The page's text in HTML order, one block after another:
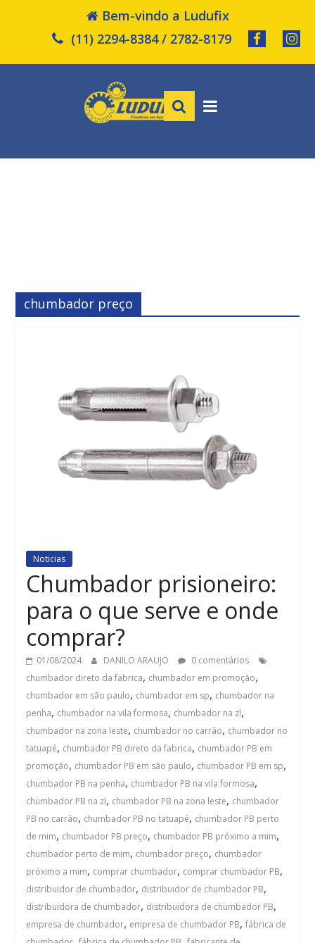
Bem-vindo a Ludufix
(11) 2294-8384 / 2782-8179
chumbador preço
Noticias
Chumbador prisioneiro:
para o que serve e onde
comprar?
01/08/2024 DANILO ARAUJO
0 comentários
chumbador direto da fabrica, chumbador em promoção,
chumbador em são paulo, chumbador em sp, chumbador na
penha, chumbador na vila formosa, chumbador na zl,
chumbador na zona leste, chumbador no carrão, chumbador no
tatuapé, chumbador PB direto da fabrica, chumbador PB em
promoção, chumbador PB em são paulo, chumbador PB em sp,
chumbador PB na penha, chumbador PB na vila formosa,
chumbador PB na zl, chumbador PB na zona leste, chumbador
PB no carrão, chumbador PB no tatuapé, chumbador PB perto
de mim, chumbador PB preço, chumbador PB próximo a mim,
chumbador perto de mim, chumbador preço, chumbador
próximo a mim, comprar chumbador, comprar chumbador PB,
distribuidor de chumbador, distribuidor de chumbador PB,
distribuidora de chumbador, distribuidora de chumbador PB,
empresa de chumbador, empresa de chumbador PB,fábrica de